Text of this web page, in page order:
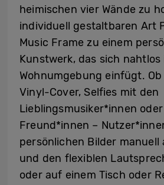
heimischen vier Wände zu
individuell gestaltbaren Art
Music Frame zu einem
Kunstwerk, das sich nahtlos
Wohnumgebung einfügt.
Vinyl-Cover, Selfies mit den
Lieblingsmusiker*innen
Freund*innen –
persönlichen Bilder manuell
und den flexiblen
oder auf einem Tisch oder